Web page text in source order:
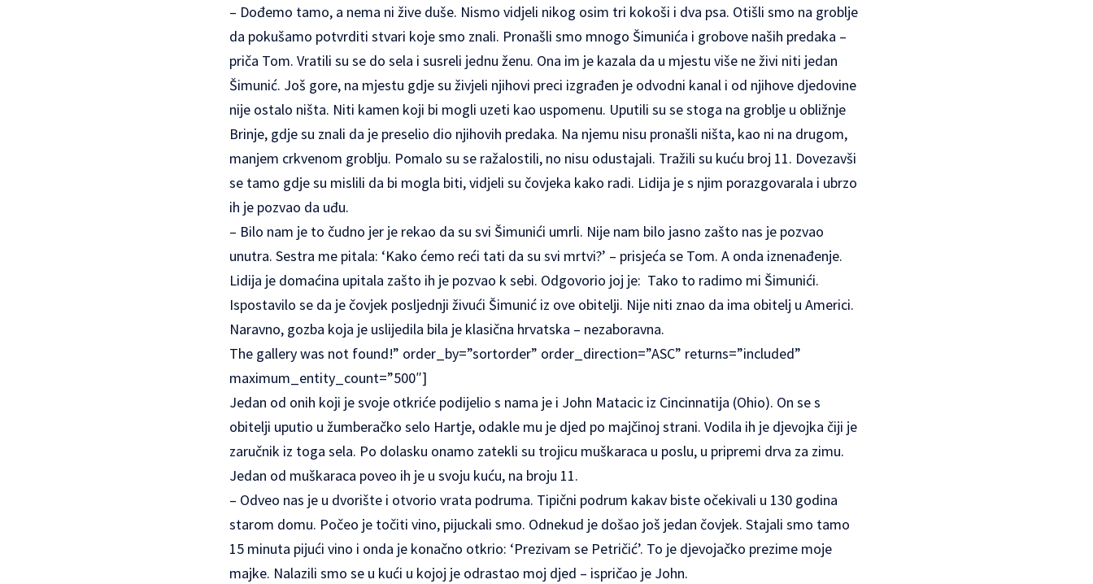
– Dođemo tamo, a nema ni žive duše. Nismo vidjeli nikog osim tri kokoši i dva psa. Otišli smo na groblje
da pokušamo potvrditi stvari koje smo znali. Pronašli smo mnogo Šimunića i grobove naših predaka –
priča Tom. Vratili su se do sela i susreli jednu ženu. Ona im je kazala da u mjestu više ne živi niti jedan
Šimunić. Još gore, na mjestu gdje su živjeli njihovi preci izgrađen je odvodni kanal i od njihove djedovine
nije ostalo ništa. Niti kamen koji bi mogli uzeti kao uspomenu. Uputili su se stoga na groblje u obližnje
Brinje, gdje su znali da je preselio dio njihovih predaka. Na njemu nisu pronašli ništa, kao ni na drugom,
manjem crkvenom groblju. Pomalo su se ražalostili, no nisu odustajali. Tražili su kuću broj 11. Dovezavši
se tamo gdje su mislili da bi mogla biti, vidjeli su čovjeka kako radi. Lidija je s njim porazgovarala i ubrzo
ih je pozvao da uđu.
– Bilo nam je to čudno jer je rekao da su svi Šimunići umrli. Nije nam bilo jasno zašto nas je pozvao
unutra. Sestra me pitala: ‘Kako ćemo reći tati da su svi mrtvi?’ – prisjeća se Tom. A onda iznenađenje.
Lidija je domaćina upitala zašto ih je pozvao k sebi. Odgovorio joj je: Tako to radimo mi Šimunići.
Ispostavilo se da je čovjek posljednji živući Šimunić iz ove obitelji. Nije niti znao da ima obitelj u Americi.
Naravno, gozba koja je uslijedila bila je klasična hrvatska – nezaboravna.
The gallery was not found!” order_by=”sortorder” order_direction=”ASC” returns=”included”
maximum_entity_count=”500″]
Jedan od onih koji je svoje otkriće podijelio s nama je i John Matacic iz Cincinnatija (Ohio). On se s
obitelji uputio u žumberačko selo Hartje, odakle mu je djed po majčinoj strani. Vodila ih je djevojka čiji je
zaručnik iz toga sela. Po dolasku onamo zatekli su trojicu muškaraca u poslu, u pripremi drva za zimu.
Jedan od muškaraca poveo ih je u svoju kuću, na broju 11.
– Odveo nas je u dvorište i otvorio vrata podruma. Tipični podrum kakav biste očekivali u 130 godina
starom domu. Počeo je točiti vino, pijuckali smo. Odnekud je došao još jedan čovjek. Stajali smo tamo
15 minuta pijući vino i onda je konačno otkrio: ‘Prezivam se Petričić’. To je djevojačko prezime moje
majke. Nalazili smo se u kući u kojoj je odrastao moj djed – ispričao je John.